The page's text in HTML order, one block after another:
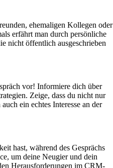
ehemaligen Kollegen oder
erfährt man durch persönliche
nicht öffentlich ausgeschrieben
vor! Informiere dich über
Zeige, dass du nicht nur
ein echtes Interesse an der
hast, während des Gesprächs
um deine Neugier und dein
Herausforderungen im CRM-